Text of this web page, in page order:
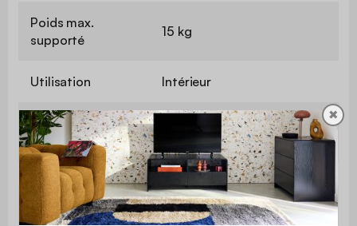
Poids max.
supporté
15 kg
Utilisation Intérieur
Usage
Usage domestique
uniquement
Garantie 2 ans
✖